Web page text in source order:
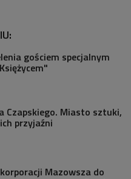
gościem specjalnym
Czapskiego. Miasto sztuki,
przyjaźni
Mazowsza do